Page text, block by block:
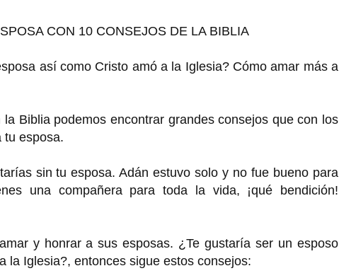
CON 10 CONSEJOS DE LA BIBLIA
así como Cristo amó a la Iglesia? Cómo amar más a
Biblia podemos encontrar grandes consejos que con los
tu esposa.
sin tu esposa. Adán estuvo solo y no fue bueno para
una compañera para toda la vida, ¡qué bendición!
y honrar a sus esposas. ¿Te gustaría ser un esposo
la Iglesia?, entonces sigue estos consejos: